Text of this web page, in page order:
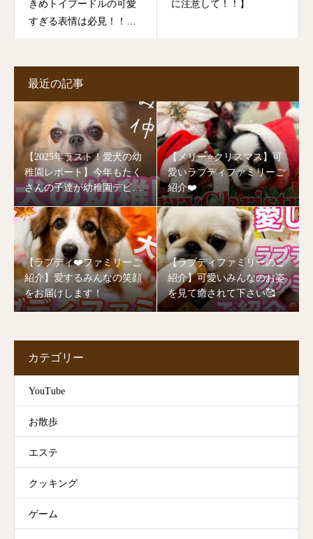
きめトイプードルの可愛
すぎる表情は必見！！マ
に注意して！！】
最近の記事
【2025年ラスト！愛犬の幼
稚園レポート】今年もたく
さんの子達が幼稚園デビュ
ーしました🥰
【メリー⭐️クリスマス】可
愛いラブディファミリーご
紹介❤️
【ラブディ❤️ファミリーご
紹介】愛するみんなの笑顔
をお届けします！
【ラブディファミリーのご
紹介】可愛いみんなのお姿
を見て癒されて下さい🥰
カテゴリー
YouTube
お散歩
エステ
クッキング
ゲーム